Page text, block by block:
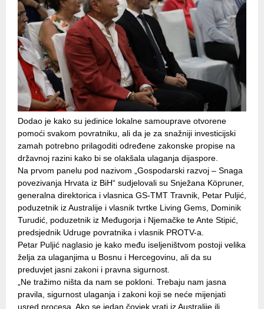
Dodao je kako su jedinice lokalne samouprave otvorene
pomoći svakom povratniku, ali da je za snažniji investicijski
zamah potrebno prilagoditi određene zakonske propise na
državnoj razini kako bi se olakšala ulaganja dijaspore.
Na prvom panelu pod nazivom „Gospodarski razvoj – Snaga
povezivanja Hrvata iz BiH“ sudjelovali su Snježana Köpruner,
generalna direktorica i vlasnica GS-TMT Travnik, Petar Puljić,
poduzetnik iz Australije i vlasnik tvrtke Living Gems, Dominik
Turudić, poduzetnik iz Međugorja i Njemačke te Ante Stipić,
predsjednik Udruge povratnika i vlasnik PROTV-a.
Petar Puljić naglasio je kako među iseljeništvom postoji velika
želja za ulaganjima u Bosnu i Hercegovinu, ali da su
preduvjet jasni zakoni i pravna sigurnost.
„Ne tražimo ništa da nam se pokloni. Trebaju nam jasna
pravila, sigurnost ulaganja i zakoni koji se neće mijenjati
usred procesa. Ako se jedan čovjek vrati iz Australije ili